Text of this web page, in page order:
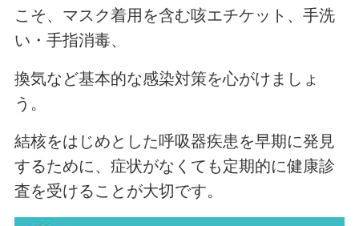
こそ、マスク着用を含む咳エチケット、手洗
い・手指消毒、
換気など基本的な感染対策を心がけましょ
う。
結核をはじめとした呼吸器疾患を早期に発見
するために、症状がなくても定期的に健康診
査を受けることが大切です。